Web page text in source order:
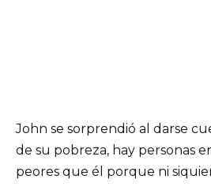
John se sorprendió al darse
de su pobreza, hay personas
peores que él porque ni